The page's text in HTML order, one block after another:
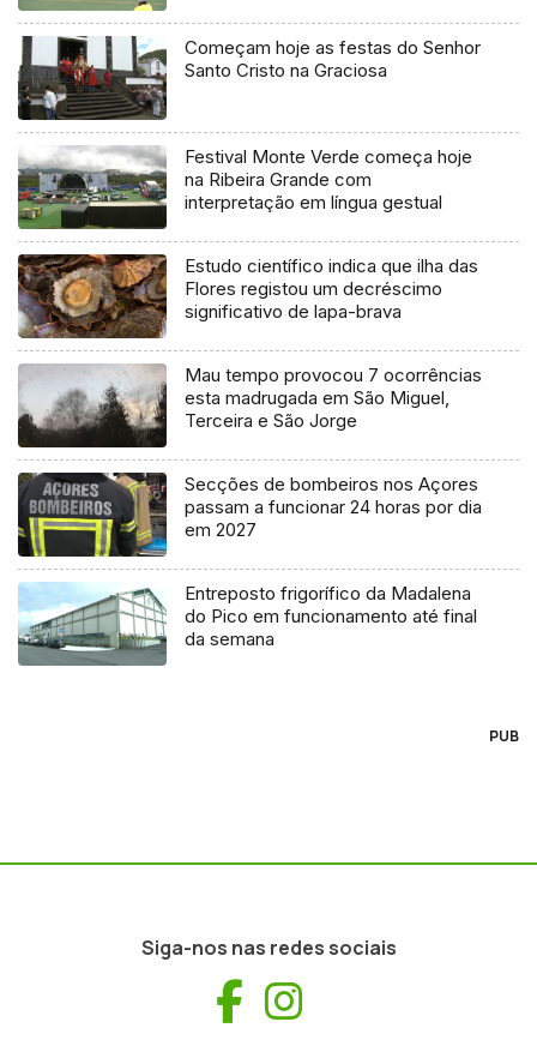
Começam hoje as festas do Senhor
Santo Cristo na Graciosa
Festival Monte Verde começa hoje
na Ribeira Grande com
interpretação em língua gestual
Estudo científico indica que ilha das
Flores registou um decréscimo
significativo de lapa-brava
Mau tempo provocou 7 ocorrências
esta madrugada em São Miguel,
Terceira e São Jorge
Secções de bombeiros nos Açores
passam a funcionar 24 horas por dia
em 2027
Entreposto frigorífico da Madalena
do Pico em funcionamento até final
da semana
PUB
Siga-nos nas redes sociais
Facebook